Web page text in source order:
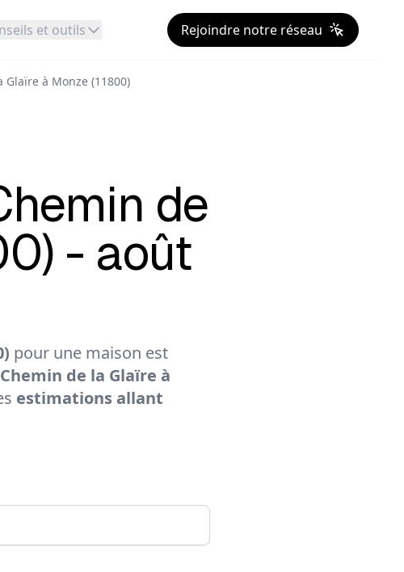
et outils Rejoindre notre réseau
Glaïre à Monze (11800)
de
- août
pour une maison est
de la Glaïre à
estimations allant